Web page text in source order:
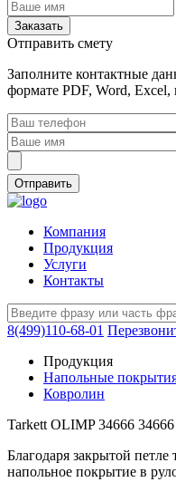
Отправить смету
Заполните контактные
формате PDF, Word,
Компания
Продукция
Услуги
Контакты
8(499)110-68-01
Продукция
Напольные
Ковролин
Tarkett OLIMP 34666 34666
Благодаря закрытой петле
напольное покрытие в